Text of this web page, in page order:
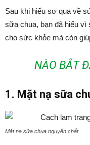
Sau khi hiểu sơ qua về
sữa chua, bạn đã hiểu vì
cho sức khỏe mà còn
NÀO BẮT
1. Mặt nạ sữa
Mặt nạ sữa chua nguyên chất